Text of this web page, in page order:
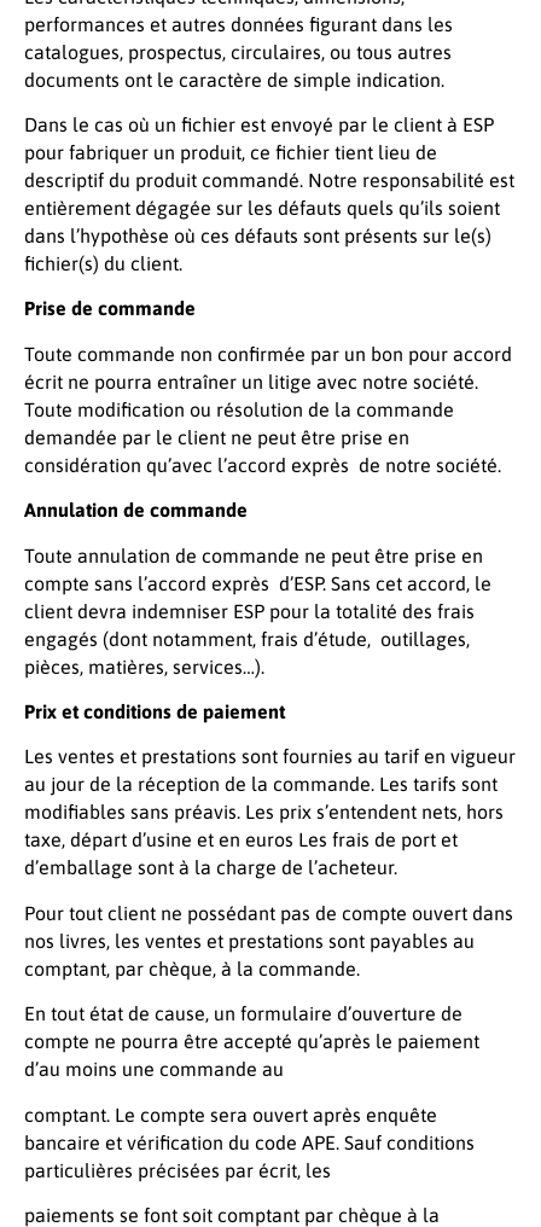
performances et autres données figurant dans les
catalogues, prospectus, circulaires, ou tous autres
documents ont le caractère de simple indication.
Dans le cas où un fichier est envoyé par le client à ESP
pour fabriquer un produit, ce fichier tient lieu de
descriptif du produit commandé. Notre responsabilité est
entièrement dégagée sur les défauts quels qu’ils soient
dans l’hypothèse où ces défauts sont présents sur le(s)
fichier(s) du client.
Prise de commande
Toute commande non confirmée par un bon pour accord
écrit ne pourra entraîner un litige avec notre société.
Toute modification ou résolution de la commande
demandée par le client ne peut être prise en
considération qu’avec l’accord exprès de notre société.
Annulation de commande
Toute annulation de commande ne peut être prise en
compte sans l’accord exprès d’ESP. Sans cet accord, le
client devra indemniser ESP pour la totalité des frais
engagés (dont notamment, frais d’étude, outillages,
pièces, matières, services…).
Prix et conditions de paiement
Les ventes et prestations sont fournies au tarif en vigueur
au jour de la réception de la commande. Les tarifs sont
modifiables sans préavis. Les prix s’entendent nets, hors
taxe, départ d’usine et en euros Les frais de port et
d’emballage sont à la charge de l’acheteur.
Pour tout client ne possédant pas de compte ouvert dans
nos livres, les ventes et prestations sont payables au
comptant, par chèque, à la commande.
En tout état de cause, un formulaire d’ouverture de
compte ne pourra être accepté qu’après le paiement
d’au moins une commande au
comptant. Le compte sera ouvert après enquête
bancaire et vérification du code APE. Sauf conditions
particulières précisées par écrit, les
paiements se font soit comptant par chèque à la